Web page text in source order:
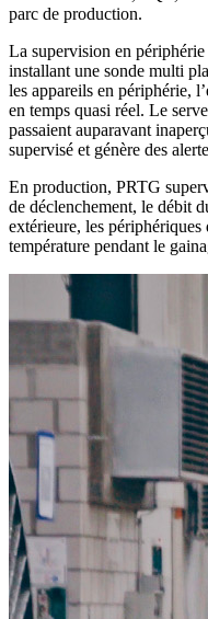
parc de production.
La supervision en
installant une sonde multi
les appareils en périphérie,
en temps quasi réel. Le
passaient auparavant
supervisé et génère des
En production, PRTG
de déclenchement, le débit
extérieure, les périphériques
température pendant le